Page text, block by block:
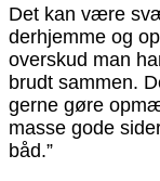
Det kan være
derhjemme og
overskud man
brudt sammen.
gerne gøre
masse gode
båd.”